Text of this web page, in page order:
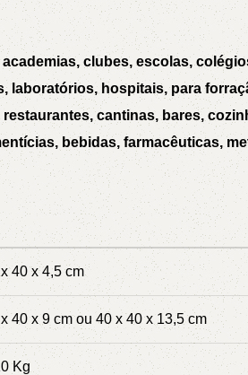
clubes, escolas,
laboratórios, hospitais, para
cantinas, bares,
bebidas, farmacêuticas,
40 x 4,5 cm
40 x 9 cm ou 40 x 40 x 13,5 cm
Kg